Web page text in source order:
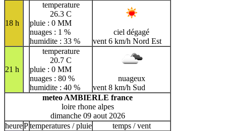
18 h
temperature
26.3 C
pluie : 0 MM
nuages : 1 %
humidite : 33 %
ciel dégagé
vent 6 km/h Nord Est
21 h
temperature
20.7 C
pluie : 0 MM
nuages : 80 %
humidite : 40 %
nuageux
vent 8 km/h Sud
meteo AMBIERLE france
loire rhone alpes
dimanche 09 aout 2026
heurePtemperatures / pluie temps / vent